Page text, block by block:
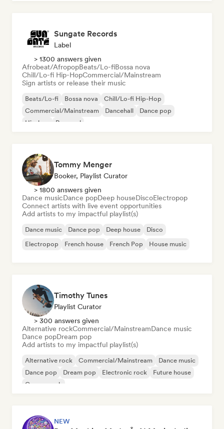
Sungate Records
Label
> 1300 answers given
Afrobeat/AfropopBeats/Lo-fiBossa nova
Chill/Lo-fi Hip-HopCommercial/Mainstream
Sign artists or release their music
Beats/Lo-fi Bossa nova
Chill/Lo-fi Hip-Hop
Commercial/Mainstream
Dancehall
Dance pop
Hip-hop
Pop soul
Tommy Menger
Booker, Playlist Curator
> 1800 answers given
Dance musicDance popDeep houseDiscoElectropop
Connect artists with live event opportunities
Add artists to my impactful playlist(s)
Dance music Dance pop Deep house
Disco
Electropop
French house French Pop House music
Timothy Tunes
Playlist Curator
> 300 answers given
Alternative rockCommercial/MainstreamDance music
Dance popDream pop
Add artists to my impactful playlist(s)
Alternative rock Commercial/Mainstream
Dance music
Dance pop
Dream pop Electronic rock
Future house
Garage rock
NEW